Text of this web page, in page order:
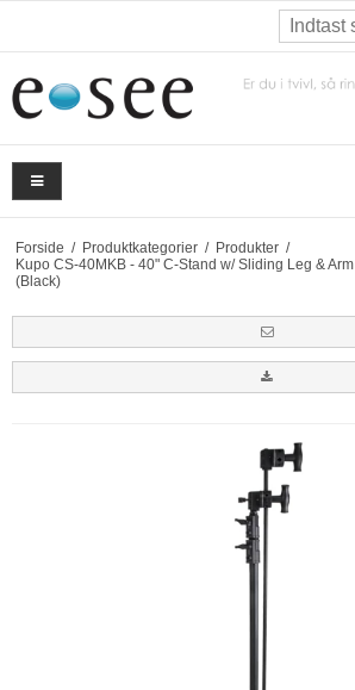
Forside / Produktkategorier / Produkter /
Kupo CS-40MKB - 40" C-Stand w/ Sliding Leg & Arm
(Black)